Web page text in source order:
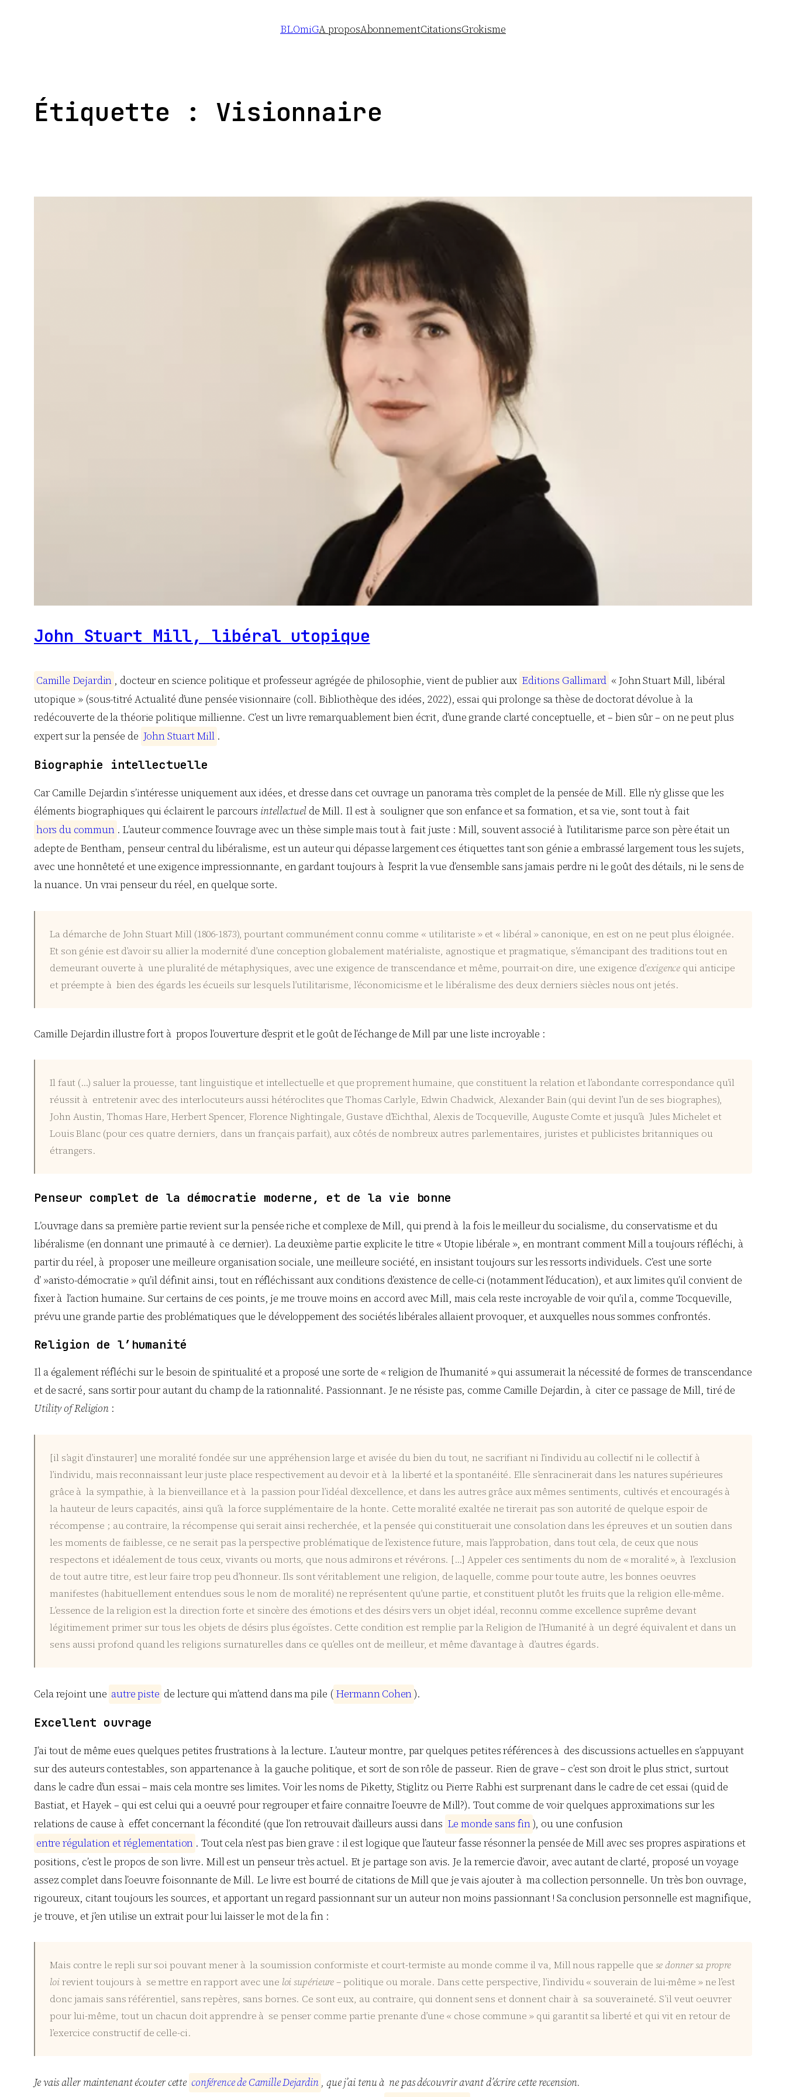
BLOmiGA proposAbonnementCitationsGrokisme
Étiquette : Visionnaire
John Stuart Mill, libéral utopique
Camille Dejardin , docteur en science politique et professeur agrégée de philosophie, vient de publier aux Editions Gallimard « John Stuart Mill, libéral
utopique » (sous-titré Actualité d’une pensée visionnaire (coll. Bibliothèque des idées, 2022), essai qui prolonge sa thèse de doctorat dévolue à la
redécouverte de la théorie politique millienne. C’est un livre remarquablement bien écrit, d’une grande clarté conceptuelle, et – bien sûr – on ne peut plus
expert sur la pensée de JohnStuartMill .
Biographie intellectuelle
Car Camille Dejardin s’intéresse uniquement aux idées, et dresse dans cet ouvrage un panorama très complet de la pensée de Mill. Elle n’y glisse que les
éléments biographiques qui éclairent le parcours intellectuelde Mill. Il est à souligner que son enfance et sa formation, et sa vie, sont tout à fait
hors du commun . L’auteur commence l’ouvrage avec un thèse simple mais tout à fait juste : Mill, souvent associé à l’utilitarisme parce son père était un
adepte de Bentham, penseur central du libéralisme, est un auteur qui dépasse largement ces étiquettes tant son génie a embrassé largement tous les sujets,
avec une honnêteté et une exigence impressionnante, en gardant toujours à l’esprit la vue d’ensemble sans jamais perdre ni le goût des détails, ni le sens de
la nuance. Un vrai penseur du réel, en quelque sorte.
La démarche de John Stuart Mill (1806-1873), pourtant communément connu comme « utilitariste » et « libéral » canonique, en est on ne peut plus éloignée.
Et son génie est d’avoir su allier la modernité d’une conception globalement matérialiste, agnostique et pragmatique, s’émancipant des traditions tout en
demeurant ouverte à une pluralité de métaphysiques, avec une exigence de transcendance et même, pourrait-on dire, une exigence d’exigence qui anticipe
et préempte à bien des égards les écueils sur lesquels l’utilitarisme, l’économicisme et le libéralisme des deux derniers siècles nous ont jetés.
Camille Dejardin illustre fort à propos l’ouverture d’esprit et le goût de l’échange de Mill par une liste incroyable :
Il faut (…) saluer la prouesse, tant linguistique et intellectuelle et que proprement humaine, que constituent la relation et l’abondante correspondance qu’il
réussit à entretenir avec des interlocuteurs aussi hétéroclites que Thomas Carlyle, Edwin Chadwick, Alexander Bain (qui devint l’un de ses biographes),
John Austin, Thomas Hare, Herbert Spencer, Florence Nightingale, Gustave d’Eichthal, Alexis de Tocqueville, Auguste Comte et jusqu’à Jules Michelet et
Louis Blanc (pour ces quatre derniers, dans un français parfait), aux côtés de nombreux autres parlementaires, juristes et publicistes britanniques ou
étrangers.
Penseur complet de la démocratie moderne, et de la vie bonne
L’ouvrage dans sa première partie revient sur la pensée riche et complexe de Mill, qui prend à la fois le meilleur du socialisme, du conservatisme et du
libéralisme (en donnant une primauté à ce dernier). La deuxième partie explicite le titre « Utopie libérale », en montrant comment Mill a toujours réfléchi, à
partir du réel, à proposer une meilleure organisation sociale, une meilleure société, en insistant toujours sur les ressorts individuels. C’est une sorte
d’ »aristo-démocratie » qu’il définit ainsi, tout en réfléchissant aux conditions d’existence de celle-ci (notamment l’éducation), et aux limites qu’il convient de
fixer à l’action humaine. Sur certains de ces points, je me trouve moins en accord avec Mill, mais cela reste incroyable de voir qu’il a, comme Tocqueville,
prévu une grande partie des problématiques que le développement des sociétés libérales allaient provoquer, et auxquelles nous sommes confrontés.
Religion de l’humanité
Il a également réfléchi sur le besoin de spiritualité et a proposé une sorte de « religion de l’humanité » qui assumerait la nécessité de formes de transcendance
et de sacré, sans sortir pour autant du champ de la rationnalité. Passionnant. Je ne résiste pas, comme Camille Dejardin, à citer ce passage de Mill, tiré de
Utility of Religion :
[il s’agit d’instaurer] une moralité fondée sur une appréhension large et avisée du bien du tout, ne sacrifiant ni l’individu au collectif ni le collectif à
l’individu, mais reconnaissant leur juste place respectivement au devoir et à la liberté et la spontanéité. Elle s’enracinerait dans les natures supérieures
grâce à la sympathie, à la bienveillance et à la passion pour l’idéal d’excellence, et dans les autres grâce aux mêmes sentiments, cultivés et encouragés à
la hauteur de leurs capacités, ainsi qu’à la force supplémentaire de la honte. Cette moralité exaltée ne tirerait pas son autorité de quelque espoir de
récompense ; au contraire, la récompense qui serait ainsi recherchée, et la pensée qui constituerait une consolation dans les épreuves et un soutien dans
les moments de faiblesse, ce ne serait pas la perspective problématique de l’existence future, mais l’approbation, dans tout cela, de ceux que nous
respectons et idéalement de tous ceux, vivants ou morts, que nous admirons et révérons. […] Appeler ces sentiments du nom de « moralité », à l’exclusion
de tout autre titre, est leur faire trop peu d’honneur. Ils sont véritablement une religion, de laquelle, comme pour toute autre, les bonnes oeuvres
manifestes (habituellement entendues sous le nom de moralité) ne représentent qu’une partie, et constituent plutôt les fruits que la religion elle-même.
L’essence de la religion est la direction forte et sincère des émotions et des désirs vers un objet idéal, reconnu comme excellence suprême devant
légitimement primer sur tous les objets de désirs plus égoïstes. Cette condition est remplie par la Religion de l’Humanité à un degré équivalent et dans un
sens aussi profond quand les religions surnaturelles dans ce qu’elles ont de meilleur, et même d’avantage à d’autres égards.
Cela rejoint une autrepiste de lecture qui m’attend dans ma pile ( HermannCohen).
Excellent ouvrage
J’ai tout de même eues quelques petites frustrations à la lecture. L’auteur montre, par quelques petites références à des discussions actuelles en s’appuyant
sur des auteurs contestables, son appartenance à la gauche politique, et sort de son rôle de passeur. Rien de grave – c’est son droit le plus strict, surtout
dans le cadre d’un essai – mais cela montre ses limites. Voir les noms de Piketty, Stiglitz ou Pierre Rabhi est surprenant dans le cadre de cet essai (quid de
Bastiat, et Hayek – qui est celui qui a oeuvré pour regrouper et faire connaitre l’oeuvre de Mill?). Tout comme de voir quelques approximations sur les
relations de cause à effet concernant la fécondité (que l’on retrouvait d’ailleurs aussi dans Le monde sans fin), ou une confusion
entre régulation etréglementation . Tout cela n’est pas bien grave : il est logique que l’auteur fasse résonner la pensée de Mill avec ses propres aspirations et
positions, c’est le propos de son livre. Mill est un penseur très actuel. Et je partage son avis. Je la remercie d’avoir, avec autant de clarté, proposé un voyage
assez complet dans l’oeuvre foisonnante de Mill. Le livre est bourré de citations de Mill que je vais ajouter à ma collection personnelle. Un très bon ouvrage,
rigoureux, citant toujours les sources, et apportant un regard passionnant sur un auteur non moins passionnant ! Sa conclusion personnelle est magnifique,
je trouve, et j’en utilise un extrait pour lui laisser le mot de la fin :
Mais contre le repli sur soi pouvant mener à la soumission conformiste et court-termiste au monde comme il va, Mill nous rappelle que se donner sa propre
loirevient toujours à se mettre en rapport avec une loi supérieure– politique ou morale. Dans cette perspective, l’individu « souverain de lui-même » ne l’est
donc jamais sans référentiel, sans repères, sans bornes. Ce sont eux, au contraire, qui donnent sens et donnent chair à sa souveraineté. S’il veut oeuvrer
pour lui-même, tout un chacun doit apprendre à se penser comme partie prenante d’une « chose commune » qui garantit sa liberté et qui vit en retour de
l’exercice constructif de celle-ci.
Je vais aller maintenant écouter cette conférencede CamilleDejardin , que j’ai tenu à ne pas découvrir avant d’écrire cette recension.